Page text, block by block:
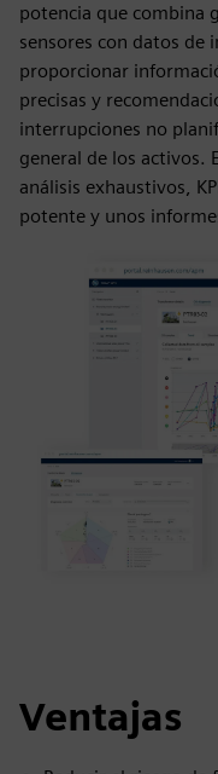
potencia que combina
sensores con datos de
proporcionar
precisas y
interrupciones no
general de los activos.
análisis exhaustivos,
potente y unos
Ventajas